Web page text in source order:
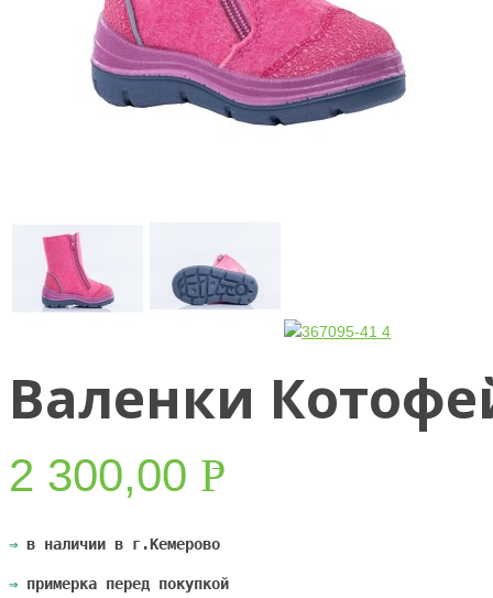
Валенки
2 300,00 РУБ.
⇒ в наличии в г.Кемерово
⇒ примерка перед покупкой